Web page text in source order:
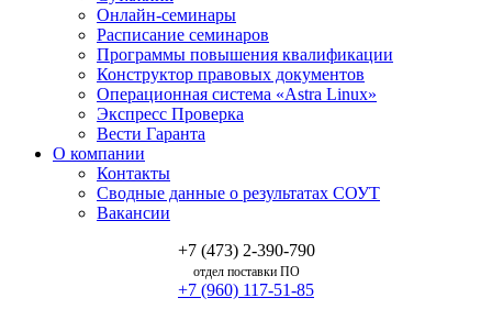
Онлайн-семинары
Расписание семинаров
Программы повышения квалификации
Конструктор правовых документов
Операционная система «Astra Linux»
Экспресс Проверка
Вести Гаранта
О компании
Контакты
Сводные данные о результатах СОУТ
Вакансии
+7 (473) 2-390-790
отдел поставки ПО
+7 (960) 117-51-85